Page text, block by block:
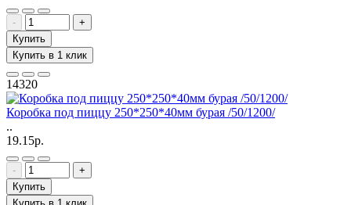
-
+
Купить
Купить в 1 клик
14320
Коробка под пиццу 250*250*40мм бурая /50/1200/
..
19.15р.
-
+
Купить